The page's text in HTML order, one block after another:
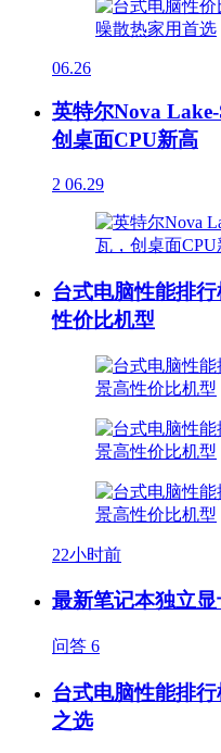
06.26
英特尔Nova
创桌面CPU新高
2 06.29
台式电脑性能排
性价比机型
22小时前
最新笔记本独立显
问答 6
台式电脑性能排
之选